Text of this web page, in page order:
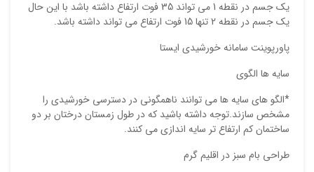
یک جسم در نقطه 1 می تواند 35 فوت ارتفاع داشته باشد با این حال
یک جسم در نقطه 2 تنها 15 فوت ارتفاع می تواند داشته باشد.
پاورپوینت سامانه خورشیدی ایستا
سایه ها الگوی
*الگو های سایه ها می توانند ناهمگونی در دسترسی خورشیدی را
مشخص سازند.توجه داشته باشید که در طول زمستان درختان بر دو
ساختمان کم ارتفاع تر سایه اندازی می کنند.
طراحی بام سبز در اقلیم گرم